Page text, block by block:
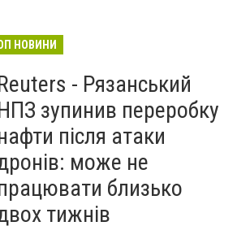
НОВИНИ
- Рязанський
зупинив переробку
після атаки
може не
близько
тижнів